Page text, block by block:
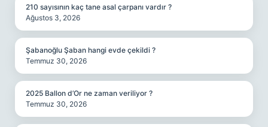
210 sayısının kaç tane asal çarpanı vardır ?
Ağustos 3, 2026
Şabanoğlu Şaban hangi evde çekildi ?
Temmuz 30, 2026
2025 Ballon d’Or ne zaman veriliyor ?
Temmuz 30, 2026